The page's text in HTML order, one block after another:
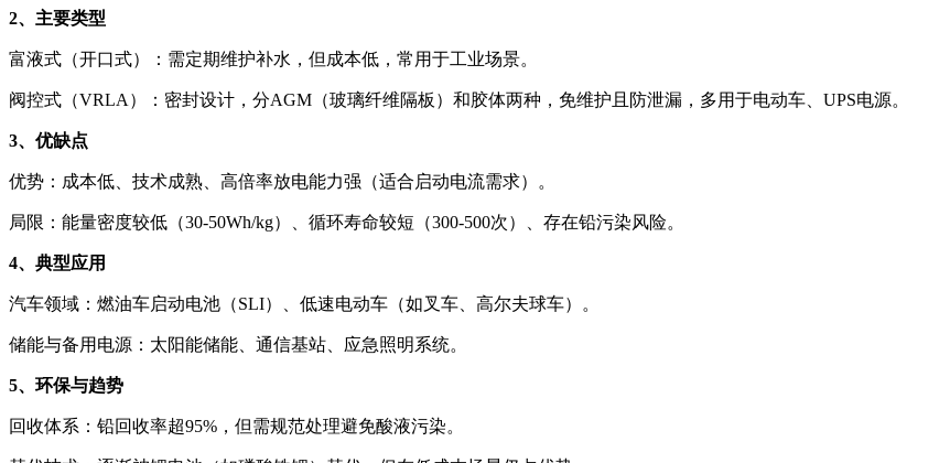
2、主要类型
富液式（开口式）：需定期维护补水，但成本低，常用于工业场景。
阀控式（VRLA）：密封设计，分AGM（玻璃纤维隔板）和胶体两种，免维护且防泄漏，多用于电动车、UPS电源。
3、优缺点
优势：成本低、技术成熟、高倍率放电能力强（适合启动电流需求）。
局限：能量密度较低（30-50Wh/kg）、循环寿命较短（300-500次）、存在铅污染风险。
4、典型应用
汽车领域：燃油车启动电池（SLI）、低速电动车（如叉车、高尔夫球车）。
储能与备用电源：太阳能储能、通信基站、应急照明系统。
5、环保与趋势
回收体系：铅回收率超95%，但需规范处理避免酸液污染。